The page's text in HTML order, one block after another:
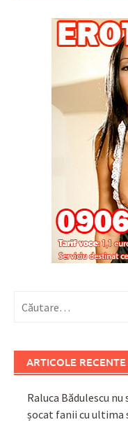
după:
ARTICOLE RECENTE
Raluca Bădulescu
șocat fanii cu ultima